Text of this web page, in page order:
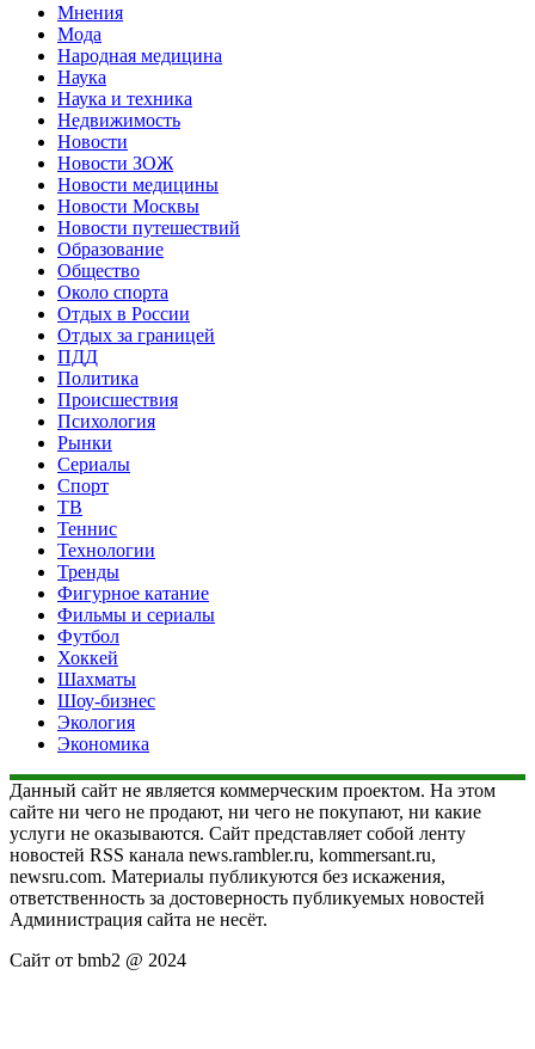
Мнения
Мода
Народная медицина
Наука
Наука и техника
Недвижимость
Новости
Новости ЗОЖ
Новости медицины
Новости Москвы
Новости путешествий
Образование
Общество
Около спорта
Отдых в России
Отдых за границей
ПДД
Политика
Происшествия
Психология
Рынки
Сериалы
Спорт
ТВ
Теннис
Технологии
Тренды
Фигурное катание
Фильмы и сериалы
Футбол
Хоккей
Шахматы
Шоу-бизнес
Экология
Экономика
Данный сайт не является коммерческим проектом. На этом
сайте ни чего не продают, ни чего не покупают, ни какие
услуги не оказываются. Сайт представляет собой ленту
новостей RSS канала news.rambler.ru, kommersant.ru,
newsru.com. Материалы публикуются без искажения,
ответственность за достоверность публикуемых новостей
Администрация сайта не несёт.
Сайт от bmb2 @ 2024